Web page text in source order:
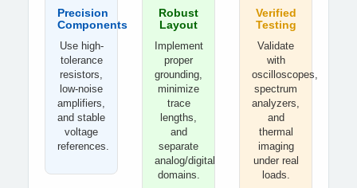
Precision
Components
Use high-
tolerance
resistors,
low-noise
amplifiers,
and stable
voltage
references.
Robust
Layout
Implement
proper
grounding,
minimize
trace
lengths,
and
separate
analog/digital
domains.
Verified
Testing
Validate
with
oscilloscopes,
spectrum
analyzers,
and
thermal
imaging
under real
loads.